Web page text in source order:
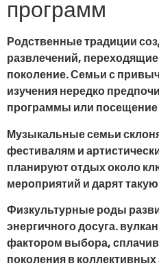
программ
Родственные традиции
развлечений,
поколение. Семьи с
изучения нередко
программы или посещение
Музыкальные семьи
фестивалям и
планируют отдых около
мероприятий и дарят
Физкультурные роды
энергичного досуга.
фактором выбора,
поколения в коллективных